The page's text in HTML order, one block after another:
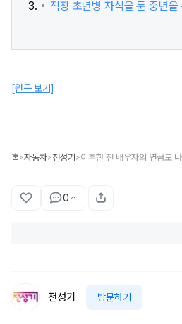
직장 초년병 자식을 둔 중년
[원문 보기]
홈>자동차>전성기 >이혼한 전 배우자의 연금도
0
전성기 방문하기